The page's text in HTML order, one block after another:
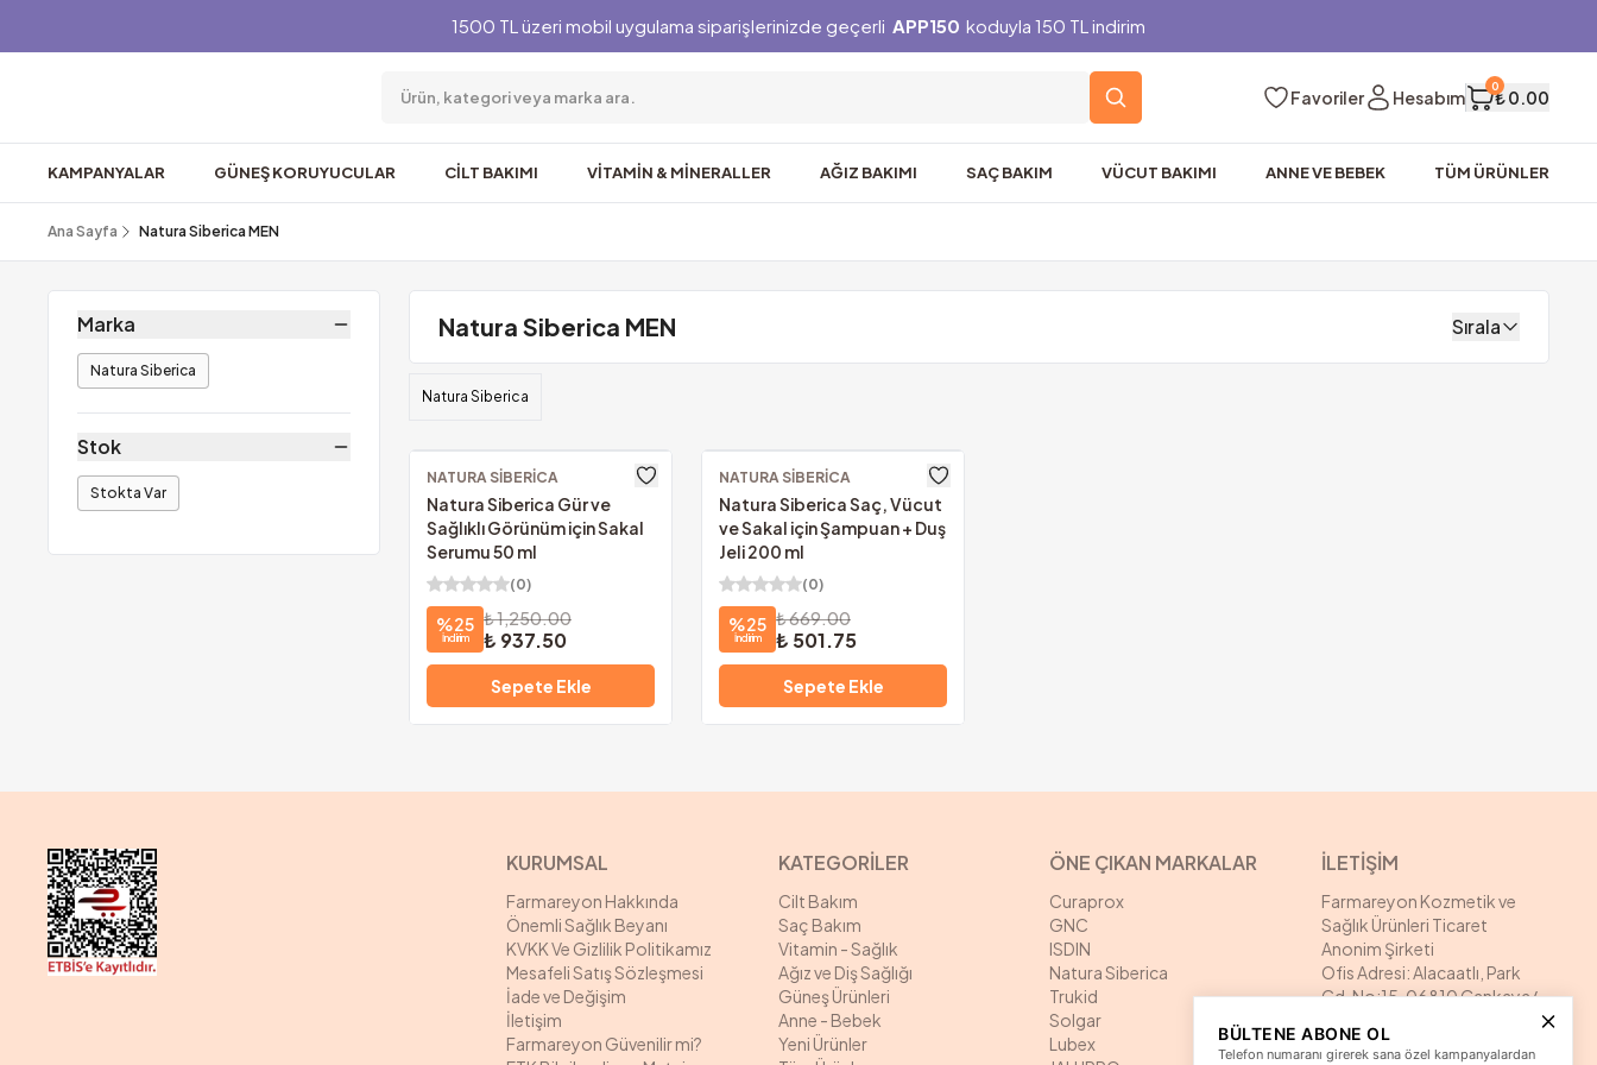
1500 TL üzeri mobil uygulama siparişlerinizde geçerli APP150 koduyla 150 TL indirim
Favoriler Hesabım
0
₺ 0.00
KAMPANYALAR GÜNEŞ KORUYUCULAR CİLT BAKIMI VİTAMİN & MİNERALLER AĞIZ BAKIMI SAÇ BAKIM VÜCUT BAKIMI ANNE VE BEBEK TÜM ÜRÜNLER
Ana Sayfa Natura Siberica MEN
Marka
Natura Siberica
Stok
Stokta Var
Natura Siberica MEN Sırala
Natura Siberica
Ücretsiz Kargo
NATURA SIBERICA
Natura Siberica Gür ve
Sağlıklı Görünüm için Sakal
Serumu 50 ml
(0)
%25
İndirim
₺ 1,250.00
₺ 937.50
Sepete Ekle
NATURA SIBERICA
Natura Siberica Saç, Vücut
ve Sakal için Şampuan + Duş
Jeli 200 ml
(0)
%25
İndirim
₺ 669.00
₺ 501.75
Sepete Ekle
KURUMSAL
Farmareyon Hakkında
Önemli Sağlık Beyanı
KVKK Ve Gizlilik Politikamız
Mesafeli Satış Sözleşmesi
İade ve Değişim
İletişim
Farmareyon Güvenilir mi?
KATEGORİLER
Cilt Bakım
Saç Bakım
Vitamin - Sağlık
Ağız ve Diş Sağlığı
Güneş Ürünleri
Anne - Bebek
Yeni Ürünler
ÖNE ÇIKAN MARKALAR
Curaprox
GNC
ISDIN
Natura Siberica
Trukid
Solgar
Lubex
İLETİŞİM
Farmareyon Kozmetik ve
Sağlık Ürünleri Ticaret
Anonim Şirketi
Ofis Adresi: Alacaatlı, Park
Cd. No:15, 06810 Çankaya/
Depo Adresi: Alacaatlı, Park
BÜLTENE ABONE OL
Telefon numaranı girerek sana özel kampanyalardan